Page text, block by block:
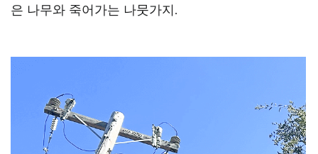
은 나무와 죽어가는 나뭇가지.